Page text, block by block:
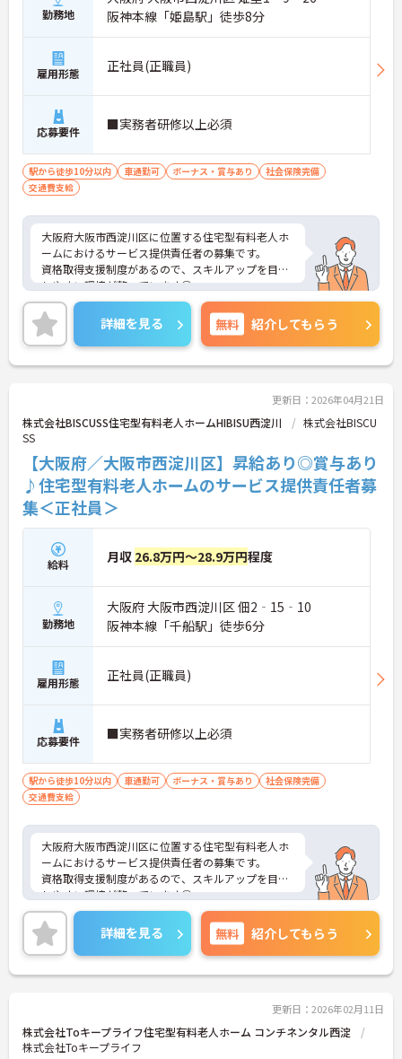
勤務地
阪神本線「姫島駅」徒歩8分
雇用形態 正社員(正職員)
応募要件 ■実務者研修以上必須
駅から徒歩10分以内 車通勤可 ボーナス・賞与あり
社会保険完備
交通費支給
大阪府大阪市西淀川区に位置する住宅型有料老人ホ
ームにおけるサービス提供責任者の募集です。
資格取得支援制度があるので、スキルアップを目指
しやすい環境が整っています◎
エステの社員割引制度あり！お得に施術が受けられ
ます♪
ご興味のある方には面接ポイントをお伝えしますの
で、お気軽にお問い合わせください！
詳細を見る 無料 紹介してもらう
更新日：2026年04月21日
株式会社BISCUSS住宅型有料老人ホームHIBISU西淀川
株式会社BISCU
SS
【大阪府／大阪市西淀川区】昇給あり◎賞与あり
♪住宅型有料老人ホームのサービス提供責任者募
集＜正社員＞
給料 月収 26.8万円～28.9万円程度
勤務地
大阪府 大阪市西淀川区 佃2‐15‐10
阪神本線「千船駅」徒歩6分
雇用形態 正社員(正職員)
応募要件 ■実務者研修以上必須
駅から徒歩10分以内 車通勤可 ボーナス・賞与あり
社会保険完備
交通費支給
大阪府大阪市西淀川区に位置する住宅型有料老人ホ
ームにおけるサービス提供責任者の募集です。
資格取得支援制度があるので、スキルアップを目指
しやすい環境が整っています◎
エステの社員割引制度あり！お得に施術が受けられ
ます♪
ご興味のある方には面接ポイントをお伝えしますの
で、お気軽にお問い合わせください！
詳細を見る 無料 紹介してもらう
更新日：2026年02月11日
株式会社Toキープライフ住宅型有料老人ホーム コンチネンタル西淀
株式会社Toキープライフ